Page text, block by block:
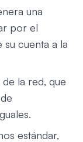
una
por el
cuenta a la
la red, que
estándar,